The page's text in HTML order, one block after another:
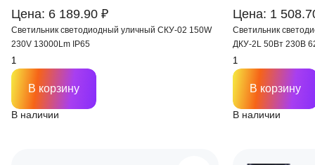
Цена: 6 189.90 ₽
Светильник светодиодный уличный СКУ-02 150W
230V 13000Lm IP65
В наличии
В корзину
Цена: 1
Светильник
ДКУ-2L 50Вт 230В
В наличии
В корзину